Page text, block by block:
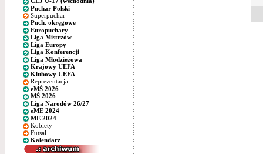
Puchar Polski
Superpuchar
Puch. okręgowe
Europuchary
Liga Mistrzów
Liga Europy
Liga Konferencji
Liga Młodzieżowa
Krajowy UEFA
Klubowy UEFA
Reprezentacja
eMŚ 2026
MŚ 2026
Liga Narodów 26/27
eME 2024
ME 2024
Kobiety
Futsal
Kalendarz